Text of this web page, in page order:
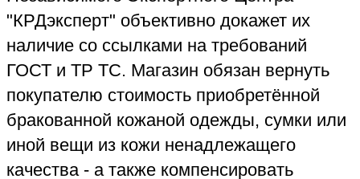
судебных товароведческих экспертиз
в гражданских и арбитражном судах
Краснодарского края.
Товары из натуральной кожи относятся
к дорогим изделиям, поэтому особенно
неприятно, если качество кожаного
товара не соответствует оплаченной за
него денежной сумме. Если вы купили
вещь из натуральной кожи и обнаружили:
разрыв, шероховатость кожи, сухость